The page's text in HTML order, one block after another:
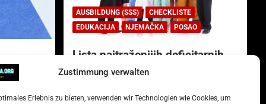
Zustimmung verwalten
Erlebnis zu bieten, verwenden wir Technologien wie Cookies, um
AUSBILDUNG (SSS)
CHECKLISTE
EDUKACIJA
NJEMAČKA POSAO
Lista najtraženijih deficitarnih
zanimanja u Njemačkoj.